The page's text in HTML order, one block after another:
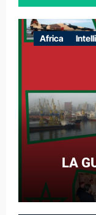
Africa
LA